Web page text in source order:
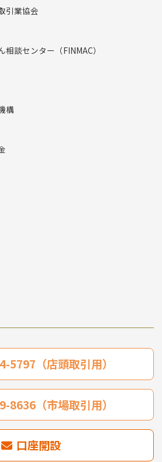
引業協会
談センター（FINMAC）
構
5797（店頭取引用）
8636（市場取引用）
口座開設